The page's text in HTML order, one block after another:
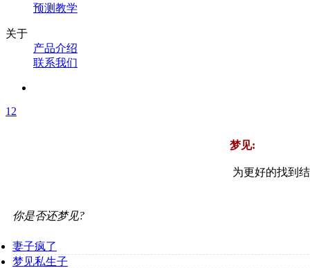
预测教学
关于
产品介绍
联系我们
1 2
梦见:
为更好的找到
你是否还梦见?
妻子疯了
梦见私生子